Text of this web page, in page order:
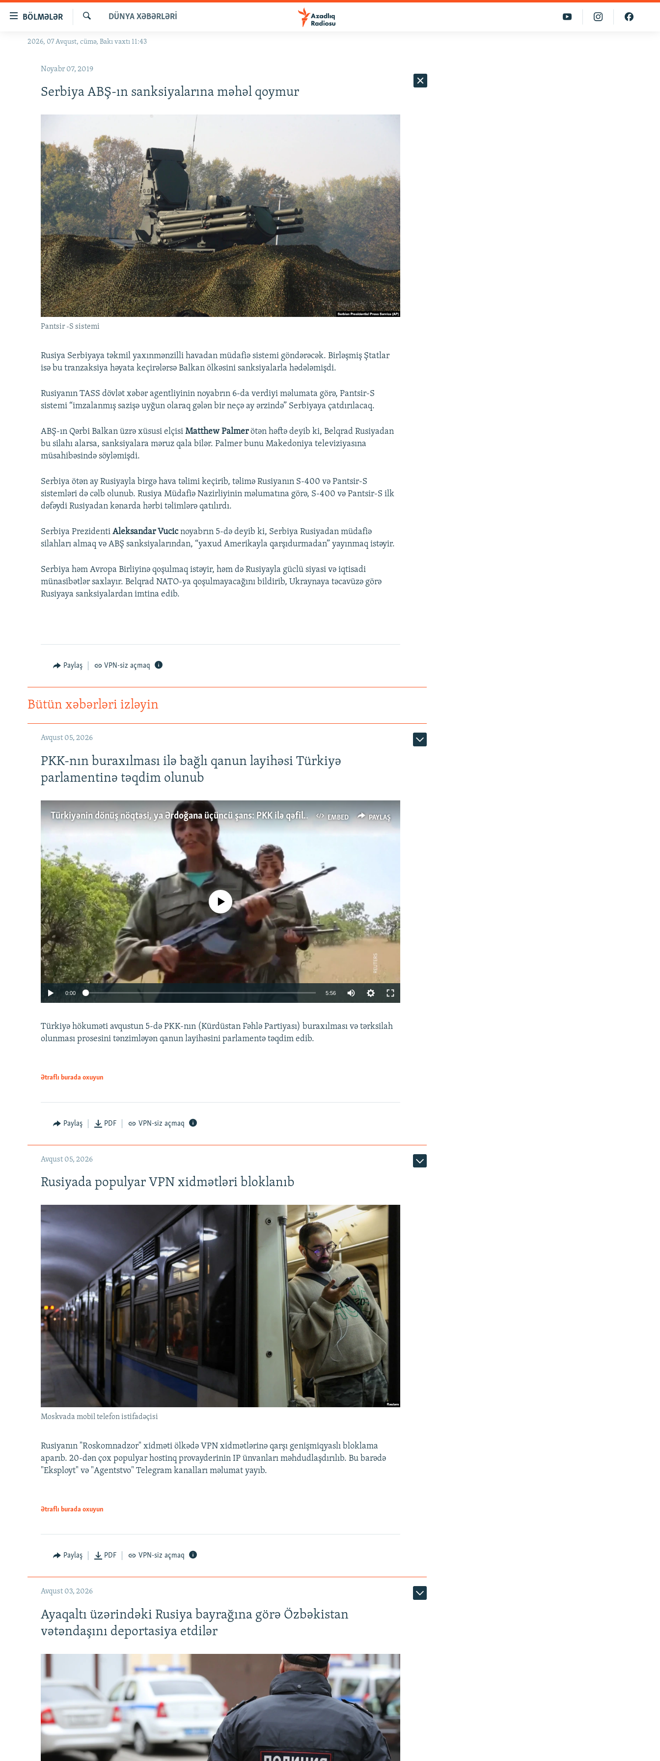
naviqasiyaya
BÖLMƏLƏR
GÜNDƏM
#ƏSLINDƏ
FƏRQƏ BAX
ARAŞDIRMA
MULTIMEDIA
FOTOQALEREYA
İNFOQRAFIKA
KARIKATURA
RADIO ARXIV
OXU ZALI
AZƏRBAYCAN ƏDƏBIYYATI KITABXANASI
İSLAM VƏ DEMOKRATIYA
İZ - MƏDƏNIYYƏT PROQRAMI
HAQQIMIZDA
MISSIYAMIZ
PEŞƏ ETIKASI VƏ JURNALISTIKA
STANDARTLARIMIZ
MATERIALLARIMIZDAN ISTIFADƏ
AZADLIQRADIOSU MOBIL TELEFONUNUZDA
BIZIMLƏ ƏLAQƏ
Axtar
DÜNYA XƏBƏRLƏRI
2026, 07 Avqust, cümə, Bakı vaxtı 11:43
Noyabr 07, 2019
Serbiya ABŞ-ın sanksiyalarına məhəl qoymur
Pantsir -S sistemi
Rusiya Serbiyaya təkmil yaxınmənzilli havadan müdafiə sistemi göndərəcək. Birləşmiş Ştatlar
isə bu tranzaksiya həyata keçirələrsə Balkan ölkəsini sanksiyalarla hədələmişdi.
Rusiyanın TASS dövlət xəbər agentliyinin noyabrın 6-da verdiyi məlumata görə, Pantsir-S
sistemi “imzalanmış sazişə uyğun olaraq gələn bir neçə ay ərzində” Serbiyaya çatdırılacaq.
ABŞ-ın Qərbi Balkan üzrə xüsusi elçisi Matthew Palmerötən həftə deyib ki, Belqrad Rusiyadan
bu silahı alarsa, sanksiyalara məruz qala bilər. Palmer bunu Makedoniya televiziyasına
müsahibəsində söyləmişdi.
Serbiya ötən ay Rusiyayla birgə hava təlimi keçirib, təlimə Rusiyanın S-400 və Pantsir-S
sistemləri də cəlb olunub. Rusiya Müdafiə Nazirliyinin məlumatına görə, S-400 və Pantsir-S ilk
dəfəydi Rusiyadan kənarda hərbi təlimlərə qatılırdı.
Serbiya Prezidenti Aleksandar Vucicnoyabrın 5-də deyib ki, Serbiya Rusiyadan müdafiə
silahları almaq və ABŞ sanksiyalarından, “yaxud Amerikayla qarşıdurmadan” yayınmaq istəyir.
Serbiya həm Avropa Birliyinə qoşulmaq istəyir, həm də Rusiyayla güclü siyasi və iqtisadi
münasibətlər saxlayır. Belqrad NATO-ya qoşulmayacağını bildirib, Ukraynaya təcavüzə görə
Rusiyaya sanksiyalardan imtina edib.
Paylaş VPN-siz açmaq
Bütün xəbərləri izləyin
Avqust 05, 2026
PKK-nın buraxılması ilə bağlı qanun layihəsi Türkiyə
parlamentinə təqdim olunub
EMBED PAYLAŞ
Türkiyənin dönüş nöqtəsi, ya Ərdoğana üçüncü şans: PKK ilə qəfil barışıq nə deməkdir?
No media source currently available
0:00 5:56
360p
Türkiyə hökuməti avqustun 5-də PKK-nın (Kürdüstan Fəhlə Partiyası) buraxılması və tərksilah
olunması prosesini tənzimləyən qanun layihəsini parlamentə təqdim edib.
Ətraflı burada oxuyun
Paylaş PDF VPN-siz açmaq
Avqust 05, 2026
Rusiyada populyar VPN xidmətləri bloklanıb
Moskvada mobil telefon istifadəçisi
Rusiyanın "Roskomnadzor" xidməti ölkədə VPN xidmətlərinə qarşı genişmiqyaslı bloklama
aparıb. 20-dən çox populyar hostinq provayderinin IP ünvanları məhdudlaşdırılıb. Bu barədə
"Eksployt" və "Agentstvo" Telegram kanalları məlumat yayıb.
Ətraflı burada oxuyun
Paylaş PDF VPN-siz açmaq
Avqust 03, 2026
Ayaqaltı üzərindəki Rusiya bayrağına görə Özbəkistan
vətəndaşını deportasiya etdilər